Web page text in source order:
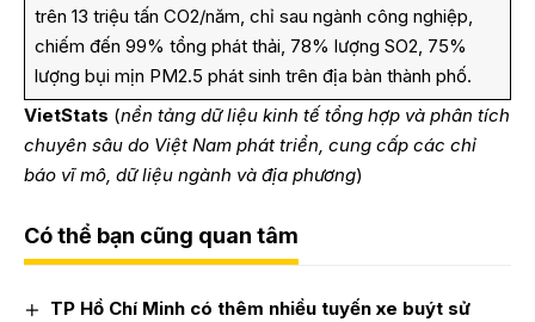
trên 13 triệu tấn CO2/năm, chỉ sau ngành công nghiệp,
chiếm đến 99% tổng phát thải, 78% lượng SO2, 75%
lượng bụi mịn PM2.5 phát sinh trên địa bàn thành phố.
VietStats (nền tảng dữ liệu kinh tế tổng hợp và phân tích
chuyên sâu do Việt Nam phát triển, cung cấp các chỉ
báo vĩ mô, dữ liệu ngành và địa phương)
Có thể bạn cũng quan tâm
TP Hồ Chí Minh có thêm nhiều tuyến xe buýt sử